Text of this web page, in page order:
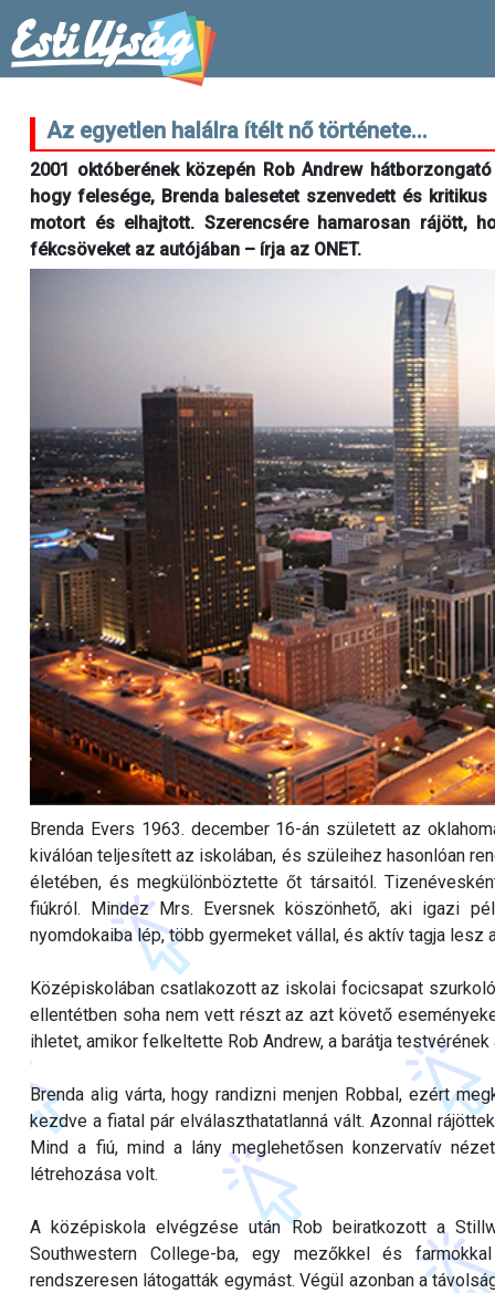
Az egyetlen halálra ítélt nő története...
2001 októberének közepén Rob Andrew
hogy felesége, Brenda balesetet szenvedett és
motort és elhajtott. Szerencsére hamarosan rájött,
fékcsöveket az autójában – írja az ONET.
Brenda Evers 1963. december 16-án született az
kiválóan teljesített az iskolában, és szüleihez hasonlóan
életében, és megkülönböztette őt társaitól.
fiúkról. Mindez Mrs. Eversnek köszönhető, aki igazi
nyomdokaiba lép, több gyermeket vállal, és aktív tagja lesz
Középiskolában csatlakozott az iskolai focicsapat
ellentétben soha nem vett részt az azt követő
ihletet, amikor felkeltette Rob Andrew, a barátja
Brenda alig várta, hogy randizni menjen Robbal, ezért
kezdve a fiatal pár elválaszthatatlanná vált. Azonnal
Mind a fiú, mind a lány meglehetősen konzervatív
létrehozása volt.
A középiskola elvégzése után Rob beiratkozott a
Southwestern College-ba, egy mezőkkel és
rendszeresen látogatták egymást. Végül azonban a